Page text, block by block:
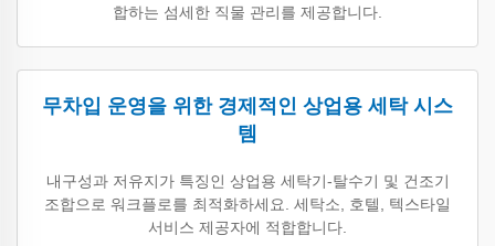
합하는 섬세한 직물 관리를 제공합니다.
무차입 운영을 위한 경제적인 상업용 세탁 시스
템
내구성과 저유지가 특징인 상업용 세탁기-탈수기 및 건조기
조합으로 워크플로를 최적화하세요. 세탁소, 호텔, 텍스타일
서비스 제공자에 적합합니다.